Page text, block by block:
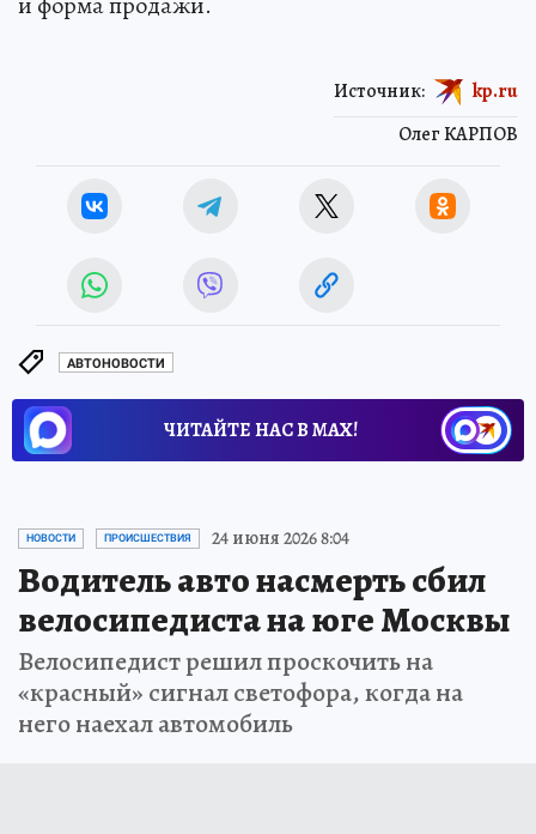
Олег КАРПОВ
Источник: kp.ru
АВТОНОВОСТИ
ЧИТАЙТЕ НАС В МАХ!
НОВОСТИ ПРОИСШЕСТВИЯ 24 июня 2026 8:04
Водитель авто насмерть сбил
велосипедиста на юге Москвы
Велосипедист решил проскочить на
«красный» сигнал светофора, когда на
него наехал автомобиль